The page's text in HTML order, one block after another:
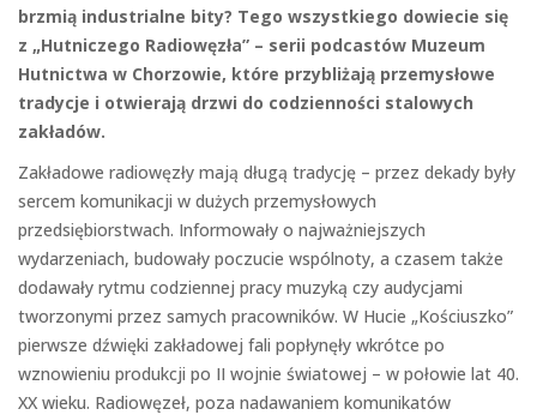
brzmią industrialne bity? Tego wszystkiego dowiecie się
z „Hutniczego Radiowęzła” – serii podcastów Muzeum
Hutnictwa w Chorzowie, które przybliżają przemysłowe
tradycje i otwierają drzwi do codzienności stalowych
zakładów.
Zakładowe radiowęzły mają długą tradycję – przez dekady były
sercem komunikacji w dużych przemysłowych
przedsiębiorstwach. Informowały o najważniejszych
wydarzeniach, budowały poczucie wspólnoty, a czasem także
dodawały rytmu codziennej pracy muzyką czy audycjami
tworzonymi przez samych pracowników. W Hucie „Kościuszko”
pierwsze dźwięki zakładowej fali popłynęły wkrótce po
wznowieniu produkcji po II wojnie światowej – w połowie lat 40.
XX wieku. Radiowęzeł, poza nadawaniem komunikatów